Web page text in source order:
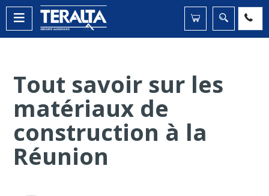
Tout savoir sur les
matériaux de
construction à la
Réunion